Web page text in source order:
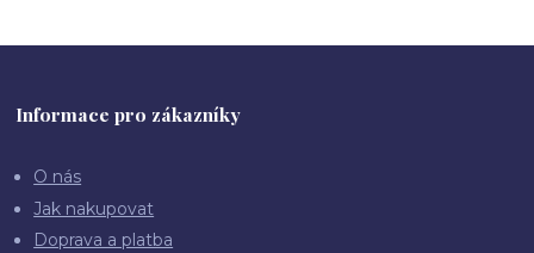
Informace pro zákazníky
O nás
Jak nakupovat
Doprava a platba